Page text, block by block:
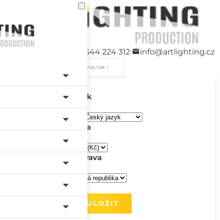
+420 544 224 312 info@artlighting.cz
/ CS / CZK
Jazyk
Měna
Doprava